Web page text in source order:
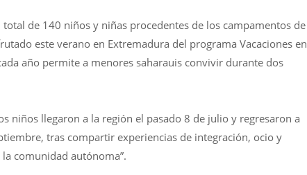
de 140 niños y niñas procedentes de los campamentos de
este verano en Extremadura del programa Vacaciones en
año permite a menores saharauis convivir durante dos
niños llegaron a la región el pasado 8 de julio y regresaron a
tras compartir experiencias de integración, ocio y
comunidad autónoma”.